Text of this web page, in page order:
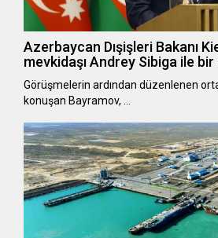
Azerbaycan Dışişleri Bakanı
mevkidaşı Andrey Sibiga ile
Görüşmelerin ardından düzenlenen
konuşan Bayramov, …